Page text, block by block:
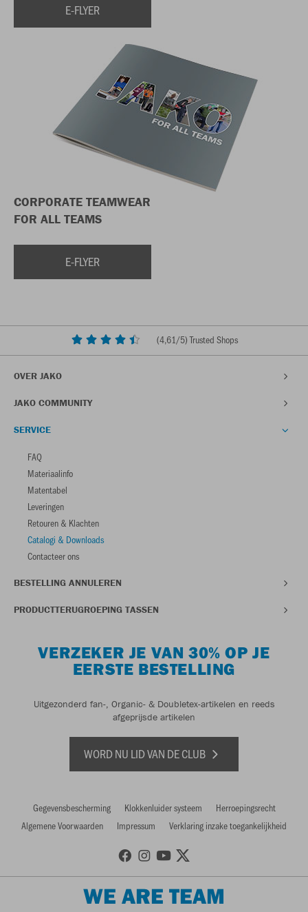
E-FLYER
CORPORATE TEAMWEAR
FOR ALL TEAMS
E-FLYER
(4,61/5) Trusted Shops
OVER JAKO
JAKO COMMUNITY
SERVICE
FAQ
Materiaalinfo
Matentabel
Leveringen
Retouren & Klachten
Catalogi & Downloads
Contacteer ons
BESTELLING ANNULEREN
PRODUCTTERUGROEPING TASSEN
VERZEKER JE VAN 30% OP JE
EERSTE BESTELLING
Uitgezonderd fan-, Organic- & Doubletex-artikelen en reeds
afgeprijsde artikelen
WORD NU LID VAN DE CLUB
Gegevensbescherming Klokkenluider systeem
Herroepingsrecht
Algemene Voorwaarden
Impressum Verklaring inzake toegankelijkheid
WE ARE TEAM